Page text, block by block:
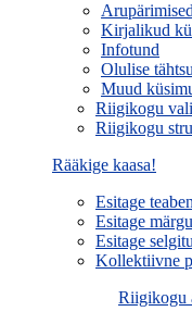
Arupärimised
Kirjalikud
Infotund
Olulise
Muud
Riigikogu
Riigikogu
Rääkige kaasa!
Esitage
Esitage
Esitage
Kollektiivne
Riigikogu